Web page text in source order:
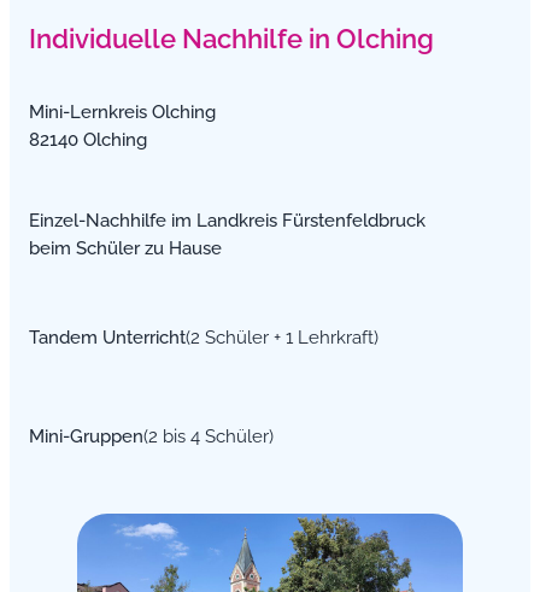
Individuelle Nachhilfe in Olching
Mini-Lernkreis Olching
82140 Olching
Einzel-Nachhilfe im Landkreis Fürstenfeldbruck
beim Schüler zu Hause
Tandem Unterricht(2 Schüler + 1 Lehrkraft)
Mini-Gruppen(2 bis 4 Schüler)